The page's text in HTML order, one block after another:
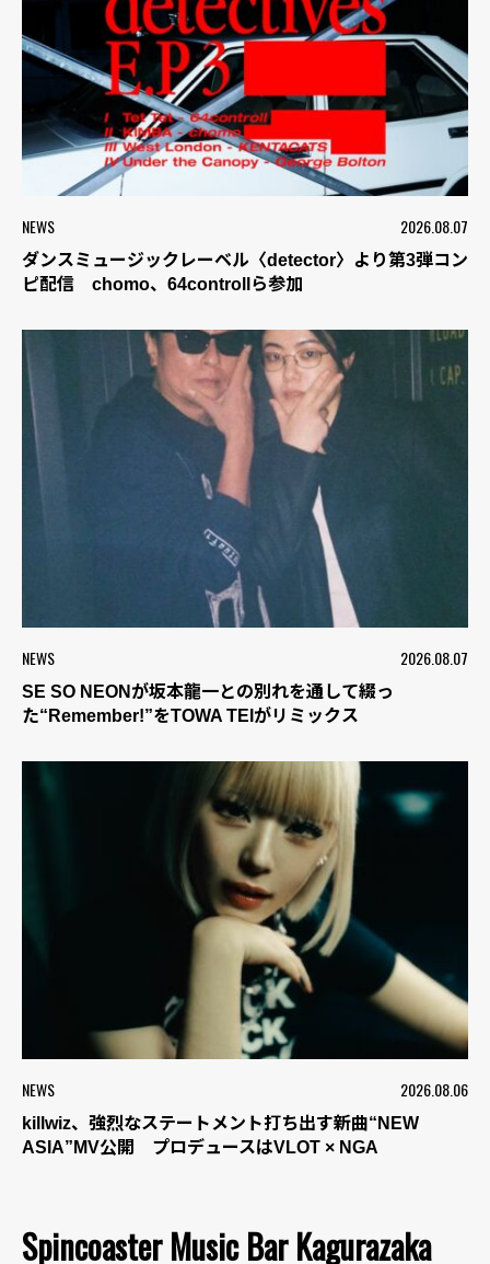
NEWS 2026.08.07
ダンスミュージックレーベル〈detector〉より第3弾コン
ピ配信 chomo、64controllら参加
NEWS 2026.08.07
SE SO NEONが坂本龍一との別れを通して綴っ
た“Remember!”をTOWA TEIがリミックス
NEWS 2026.08.06
killwiz、強烈なステートメント打ち出す新曲“NEW
ASIA”MV公開 プロデュースはVLOT × NGA
Spincoaster Music Bar Kagurazaka